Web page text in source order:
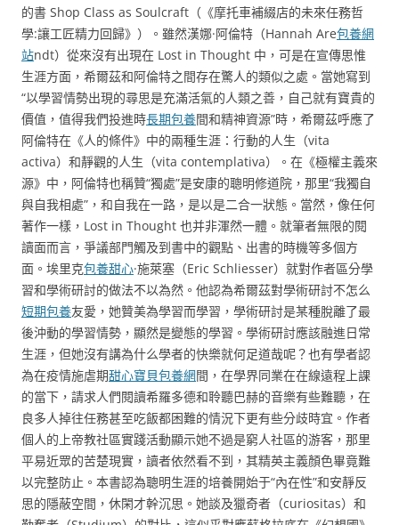
的書 Shop Class as Soulcraft（《摩托車補綴店的未來任務哲
學:讓工匠精力回歸》）。雖然漢娜·阿倫特（Hannah Are包養網
站ndt）從來沒有出現在 Lost in Thought 中，可是在宣傳思惟
生涯方面，希爾茲和阿倫特之間存在驚人的類似之處。當她寫到
“以學習情勢出現的尋思是充滿活氣的人類之善，自己就有寶貴的
價值，值得我們投進時長期包養間和精神資源”時，希爾茲呼應了
阿倫特在《人的條件》中的兩種生涯：行動的人生（vita
activa）和靜觀的人生（vita contemplativa）。在《極權主義來
源》中，阿倫特也稱贊“獨處”是安康的聰明修道院，那里“我獨自
與自我相處”，和自我在一路，是以是二合一狀態。當然，像任何
著作一樣，Lost in Thought 也并非渾然一體。就筆者無限的閱
讀面而言，爭議部門觸及到書中的觀點、出書的時機等多個方
面。埃里克包養甜心·施萊塞（Eric Schliesser）就對作者區分學
習和學術研討的做法不以為然。他認為希爾茲對學術研討不怎么
短期包養友愛，她贊美為學習而學習，學術研討是某種脫離了最
後沖動的學習情勢，顯然是變態的學習。學術研討應該融進日常
生涯，但她沒有講為什么學者的快樂就何足道哉呢？也有學者認
為在疫情施虐期甜心寶貝包養網間，在學界同業在在線遠程上課
的當下，請求人們閱讀希羅多德和聆聽巴赫的音樂有些難聽，在
良多人掉往任務甚至吃飯都困難的情況下更有些分歧時宜。作者
個人的上帝教社區實踐活動顯示她不過是窮人社區的游客，那里
平易近眾的苦楚現實，讀者依然看不到，其精英主義顏色畢竟難
以完整防止。本書認為聰明生涯的培養開始于“內在性”和安靜反
思的隱蔽空間，休閑才幹沉思。她談及獵奇者（curiositas）和